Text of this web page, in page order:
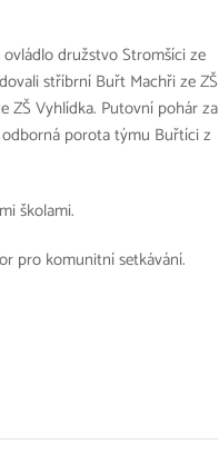
družstvo Stromšíci ze
stříbrní Buřt Machři ze ZŠ
ZŠ Vyhlídka. Putovní pohár za
porota týmu Buřtíci z
školami.
pro komunitní setkávání.